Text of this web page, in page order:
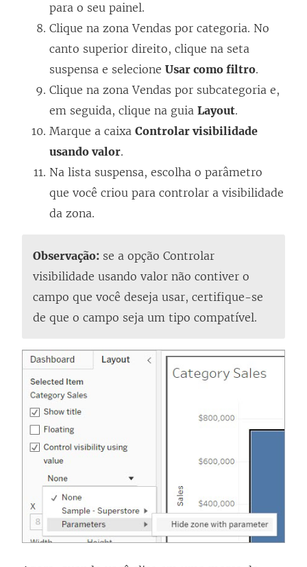
para o seu painel.
Clique na zona Vendas por categoria. No
canto superior direito, clique na seta
suspensa e selecione Usar como filtro.
Clique na zona Vendas por subcategoria e,
em seguida, clique na guia Layout.
Marque a caixa Controlar visibilidade
usando valor.
Na lista suspensa, escolha o parâmetro
que você criou para controlar a visibilidade
da zona.
Observação: se a opção Controlar
visibilidade usando valor não contiver o
campo que você deseja usar, certifique-se
de que o campo seja um tipo compatível.